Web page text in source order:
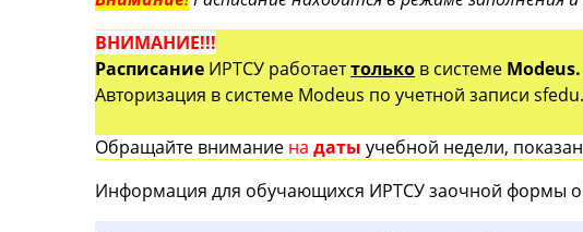
ВНИМАНИЕ!!!
Расписание ИРТСУ работаеттолько в системе Modeus.
Авторизация в системе Modeus по учетной записи
Обращайте внимание на даты учебной недели,
Информация для обучающихся ИРТСУ заочной формы